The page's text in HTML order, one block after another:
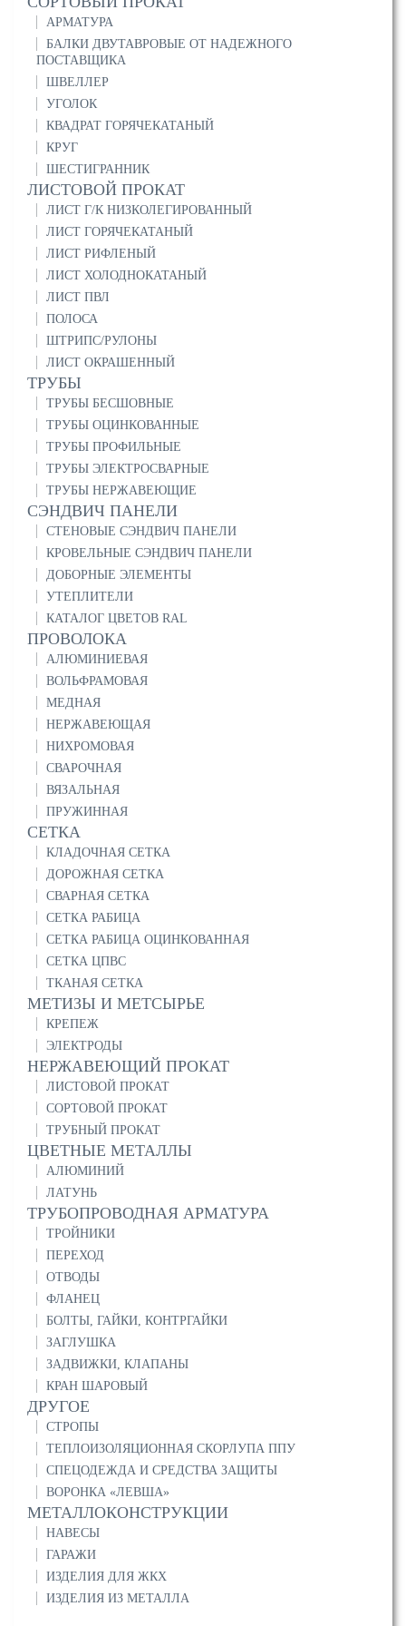
АРМАТУРА
БАЛКИ ДВУТАВРОВЫЕ ОТ НАДЕЖНОГО
ПОСТАВЩИКА
ШВЕЛЛЕР
УГОЛОК
КВАДРАТ ГОРЯЧЕКАТАНЫЙ
КРУГ
ШЕСТИГРАННИК
ЛИСТОВОЙ ПРОКАТ
ЛИСТ Г/К НИЗКОЛЕГИРОВАННЫЙ
ЛИСТ ГОРЯЧЕКАТАНЫЙ
ЛИСТ РИФЛЕНЫЙ
ЛИСТ ХОЛОДНОКАТАНЫЙ
ЛИСТ ПВЛ
ПОЛОСА
ШТРИПС/РУЛОНЫ
ЛИСТ ОКРАШЕННЫЙ
ТРУБЫ
ТРУБЫ БЕСШОВНЫЕ
ТРУБЫ ОЦИНКОВАННЫЕ
ТРУБЫ ПРОФИЛЬНЫЕ
ТРУБЫ ЭЛЕКТРОСВАРНЫЕ
ТРУБЫ НЕРЖАВЕЮЩИЕ
СЭНДВИЧ ПАНЕЛИ
СТЕНОВЫЕ СЭНДВИЧ ПАНЕЛИ
КРОВЕЛЬНЫЕ СЭНДВИЧ ПАНЕЛИ
ДОБОРНЫЕ ЭЛЕМЕНТЫ
УТЕПЛИТЕЛИ
КАТАЛОГ ЦВЕТОВ RAL
ПРОВОЛОКА
АЛЮМИНИЕВАЯ
ВОЛЬФРАМОВАЯ
МЕДНАЯ
НЕРЖАВЕЮЩАЯ
НИХРОМОВАЯ
СВАРОЧНАЯ
ВЯЗАЛЬНАЯ
ПРУЖИННАЯ
СЕТКА
КЛАДОЧНАЯ СЕТКА
ДОРОЖНАЯ СЕТКА
СВАРНАЯ СЕТКА
СЕТКА РАБИЦА
СЕТКА РАБИЦА ОЦИНКОВАННАЯ
СЕТКА ЦПВС
ТКАНАЯ СЕТКА
МЕТИЗЫ И МЕТСЫРЬЕ
КРЕПЕЖ
ЭЛЕКТРОДЫ
НЕРЖАВЕЮЩИЙ ПРОКАТ
ЛИСТОВОЙ ПРОКАТ
СОРТОВОЙ ПРОКАТ
ТРУБНЫЙ ПРОКАТ
ЦВЕТНЫЕ МЕТАЛЛЫ
АЛЮМИНИЙ
ЛАТУНЬ
ТРУБОПРОВОДНАЯ АРМАТУРА
ТРОЙНИКИ
ПЕРЕХОД
ОТВОДЫ
ФЛАНЕЦ
БОЛТЫ, ГАЙКИ, КОНТРГАЙКИ
ЗАГЛУШКА
ЗАДВИЖКИ, КЛАПАНЫ
КРАН ШАРОВЫЙ
ДРУГОЕ
СТРОПЫ
ТЕПЛОИЗОЛЯЦИОННАЯ СКОРЛУПА ППУ
СПЕЦОДЕЖДА И СРЕДСТВА ЗАЩИТЫ
ВОРОНКА «ЛЕВША»
МЕТАЛЛОКОНСТРУКЦИИ
НАВЕСЫ
ГАРАЖИ
ИЗДЕЛИЯ ДЛЯ ЖКХ
ИЗДЕЛИЯ ИЗ МЕТАЛЛА